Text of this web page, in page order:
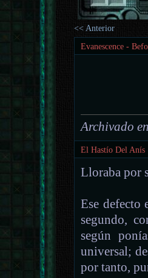
<< Anterior
Evanescence -
Archivado
El Hastío Del Anís
Lloraba por
Ese defecto
segundo,
según
universal;
por tanto,